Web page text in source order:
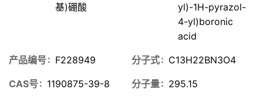
基)硼酸
yl)-1H-pyrazol-
4-yl)boronic
acid
产品编号 F228949 分子式 C13H22BN3O4
CAS号 1190875-39-8 分子量 295.15